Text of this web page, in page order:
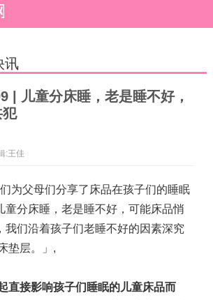
讯
| 儿童分床睡，老是睡不好，
犯
:王佳
们为父母们分享了床品在孩子们的睡眠
童分床睡，老是睡不好，可能床品悄
我们沿着孩子们老睡不好的因素深究
垫层。」 ,
直接影响孩子们睡眠的儿童床品而